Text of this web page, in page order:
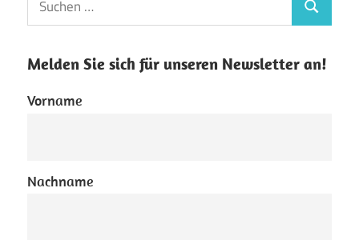
nach:
Suchen
Melden Sie sich für unseren Newsletter an!
Vorname
Nachname